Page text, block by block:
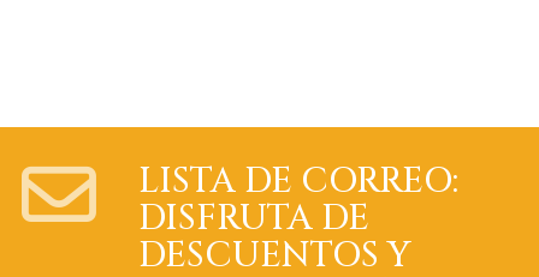
LISTA DE CORREO:
DISFRUTA DE
DESCUENTOS Y